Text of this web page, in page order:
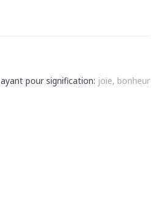
pour signification: joie, bonheur